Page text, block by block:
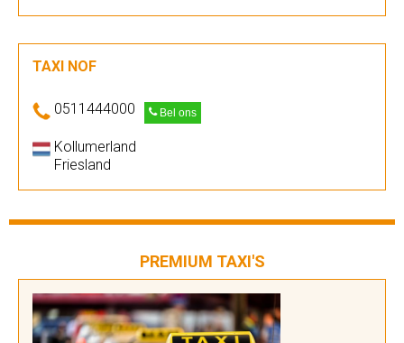
TAXI NOF
0511444000 Bel ons
Kollumerland
Friesland
PREMIUM TAXI'S